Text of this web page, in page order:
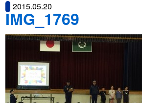
2015.05.20
IMG_1769